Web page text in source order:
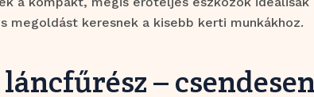
megoldást keresnek a kisebb kerti munkákhoz.
–